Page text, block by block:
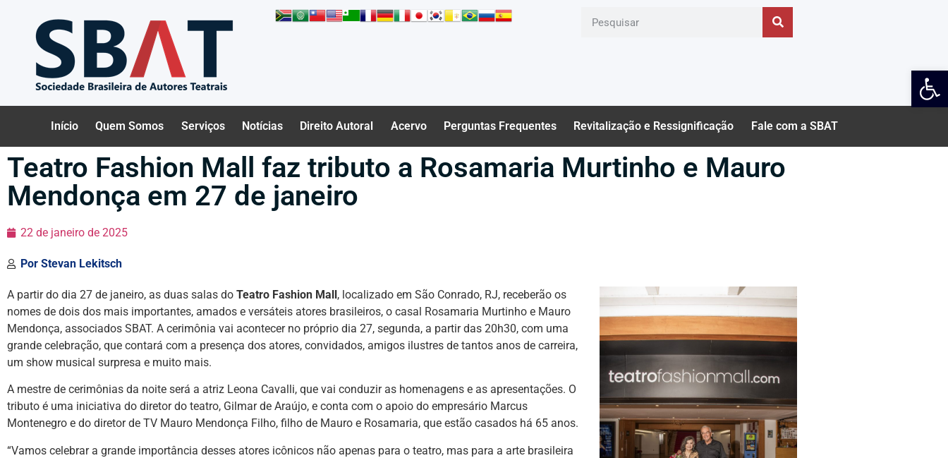
Início Quem Somos Serviços Notícias Direito Autoral Acervo Perguntas Frequentes Revitalização e Ressignificação Fale com a SBAT
Teatro Fashion Mall faz tributo a Rosamaria Murtinho e Mauro
Mendonça em 27 de janeiro
22 de janeiro de 2025
Por Stevan Lekitsch
A partir do dia 27 de janeiro, as duas salas do Teatro Fashion Mall, localizado em São Conrado, RJ, receberão os
nomes de dois dos mais importantes, amados e versáteis atores brasileiros, o casal Rosamaria Murtinho e Mauro
Mendonça, associados SBAT. A cerimônia vai acontecer no próprio dia 27, segunda, a partir das 20h30, com uma
grande celebração, que contará com a presença dos atores, convidados, amigos ilustres de tantos anos de carreira,
um show musical surpresa e muito mais.
A mestre de cerimônias da noite será a atriz Leona Cavalli, que vai conduzir as homenagens e as apresentações. O
tributo é uma iniciativa do diretor do teatro, Gilmar de Araújo, e conta com o apoio do empresário Marcus
Montenegro e do diretor de TV Mauro Mendonça Filho, filho de Mauro e Rosamaria, que estão casados há 65 anos.
“Vamos celebrar a grande importância desses atores icônicos não apenas para o teatro, mas para a arte brasileira